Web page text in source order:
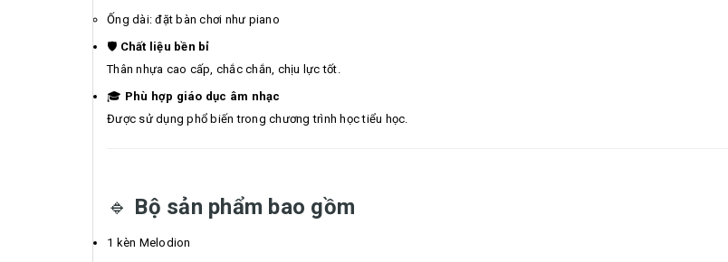
Ống dài: đặt bàn chơi như piano
🛡️ Chất liệu bền bỉ
Thân nhựa cao cấp, chắc chắn, chịu lực tốt.
🎓 Phù hợp giáo dục âm nhạc
Được sử dụng phổ biến trong chương trình học tiểu học.
🔹 Bộ sản phẩm bao gồm
1 kèn Melodion